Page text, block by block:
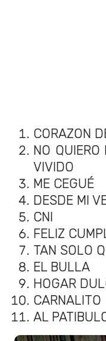
CORAZON
NO QUIERO
VIVIDO
ME CEGUÉ
DESDE MI
CNI
FELIZ
TAN SOLO
EL BULLA
HOGAR
CARNALITO
AL